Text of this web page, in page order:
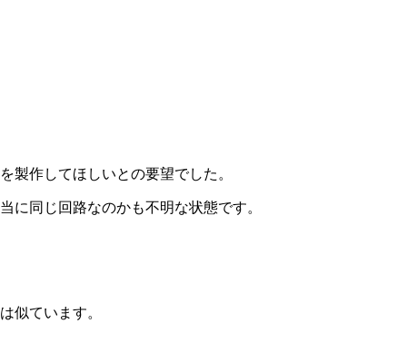
製作してほしいとの要望でした。
に同じ回路なのかも不明な状態です。
似ています。